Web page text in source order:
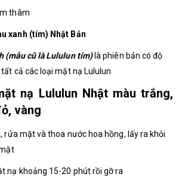
thâm
xanh (tím) Nhật Bản
(mẫu cũ là Lululun tím)là phiên bản có độ
cả các loại mặt nạ Lululun
nạ Lululun Nhật màu trắng,
vàng
rửa mặt và thoa nước hoa hồng, lấy ra khỏi
nạ khoảng 15-20 phút rồi gỡ ra